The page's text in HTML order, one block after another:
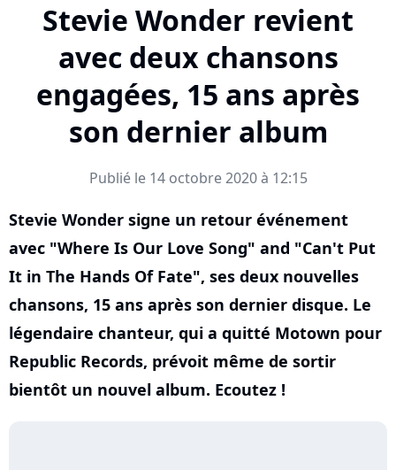
Stevie Wonder revient
avec deux chansons
engagées, 15 ans après
son dernier album
Publié le 14 octobre 2020 à 12:15
Stevie Wonder signe un retour événement
avec "Where Is Our Love Song" and "Can't Put
It in The Hands Of Fate", ses deux nouvelles
chansons, 15 ans après son dernier disque. Le
légendaire chanteur, qui a quitté Motown pour
Republic Records, prévoit même de sortir
bientôt un nouvel album. Ecoutez !